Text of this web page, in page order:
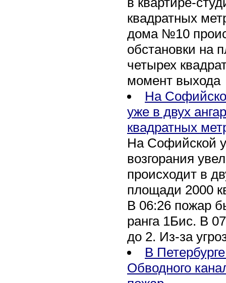
квадратных
дома №10
обстановки на
четырех
момент выхода
На
уже в двух
квадратных
На Софийской
возгорания
происходит в
площади 2000
В 06:26 пожар
ранга 1Бис. В
до 2. Из-за
В
Обводного